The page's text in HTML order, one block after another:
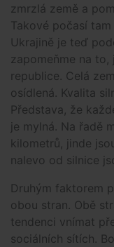
zmrzlá země a
Takové počasí
Ukrajině je teď
zapomeňme na
republice. Celá
osídlená. Kvalita
Představa, že
je mylná. Na řadě
kilometrů, jinde
nalevo od silnice
Druhým faktorem
obou stran. Obě
tendenci vnímat
sociálních sítích.